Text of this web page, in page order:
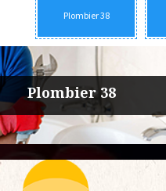
Plombier 38
fuite plomberie 38